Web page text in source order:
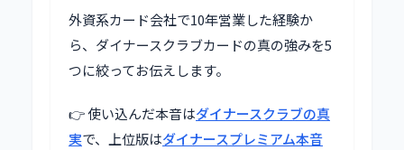
外資系カード会社で10年営業した経験か
ら、ダイナースクラブカードの真の強みを5
つに絞ってお伝えします。
👉 使い込んだ本音はダイナースクラブの真
実で、上位版はダイナースプレミアム本音